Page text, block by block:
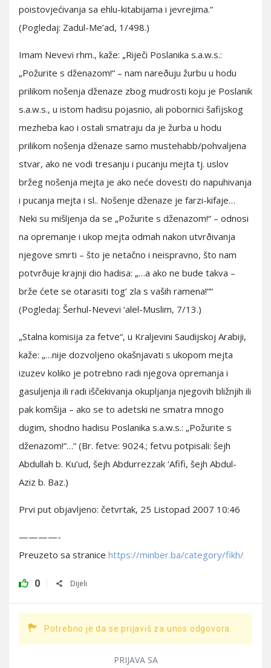
poistovjećivanja sa ehlu-kitabijama i jevrejima.“
(Pogledaj: Zadul-Me’ad, 1/498.)
Imam Nevevi rhm., kaže: „Riječi Poslanika s.a.w.s.:
„Požurite s dženazom!“ – nam nareðuju žurbu u hodu
prilikom nošenja dženaze zbog mudrosti koju je Poslanik
s.a.w.s., u istom hadisu pojasnio, ali pobornici šafijskog
mezheba kao i ostali smatraju da je žurba u hodu
prilikom nošenja dženaze samo mustehabb/pohvaljena
stvar, ako ne vodi tresanju i pucanju mejta tj. uslov
bržeg nošenja mejta je ako neće dovesti do napuhivanja
i pucanja mejta i sl.. Nošenje dženaze je farzi-kifaje…
Neki su mišljenja da se „Požurite s dženazom!“ – odnosi
na opremanje i ukop mejta odmah nakon utvrðivanja
njegove smrti – što je netačno i neispravno, što nam
potvrðuje krajnji dio hadisa: „…a ako ne bude takva –
brže ćete se otarasiti tog’ zla s vaših ramena!““
(Pogledaj: Šerhul-Nevevi ‘alel-Muslim, 7/13.)
„Stalna komisija za fetve“, u Kraljevini Saudijskoj Arabiji,
kaže: „…nije dozvoljeno okašnjavati s ukopom mejta
izuzev koliko je potrebno radi njegova opremanja i
gasuljenja ili radi iščekivanja okupljanja njegovih bližnjih ili
pak komšija – ako se to adetski ne smatra mnogo
dugim, shodno hadisu Poslanika s.a.w.s.: „Požurite s
dženazom!“…“ (Br. fetve: 9024.; fetvu potpisali: šejh
Abdullah b. Ku’ud, šejh Abdurrezzak ‘Afifi, šejh Abdul-
Aziz b. Baz.)
Prvi put objavljeno: četvrtak, 25 Listopad 2007 10:46
————-
Preuzeto sa stranice https://minber.ba/category/fikh/
0 Dijeli
Potrebno je da se prijaviš za unos odgovora.
PRIJAVA SA